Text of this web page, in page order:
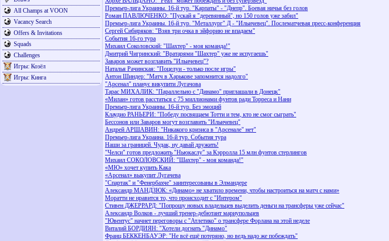
All Champs at VOON
Vacancy Search
Offers & Invitations
Squads
Challenges
Игры: Козёл
Игры: Кинга
Премьер-лига Украины. 16-й тур. "Карпаты" - "Днепр". Боевая ничья без голов
Роман ПАВЛЮЧЕНКО: "Пускай я "деревянный", но 150 голов уже забил"
Премьер-лига Украины. 16-й тур. "Металлург" Д - "Ильичевец". Послематчевая пресс-конференция
Сергей Сибиряков: "Взяв три очка в эйфорию не впадаем"
События 16-го тура
Михаил Соколовский: "Шахтер" - моя команда!"
Дмитрий Чигринский: "Вратарями "Шахтер" уже не испугаешь"
Заваров может возглавить "Ильичевец"?
Наталья Рачинская: "Поцелуи - только после игры"
Антон Шиндер: "Матч в Харькове запомнится надолго"
"Арсенал" планує викупити Лугачова
Тарас МИХАЛИК: "Параллельно с "Динамо" приглашали в Донецк"
«Милан» готов расстаться с 75 миллионами фунтов ради Торреса и Нани
Премьер-лига Украины. 16-й тур. Без эмоций
Клаудио РАНЬЕРИ: "Победу посвящаем Тотти и тем, кто не смог сыграть"
Бессонов или Заваров могут возглавить "Ильичевец"
Андрей АРШАВИН: "Никакого кризиса в "Арсенале" нет"
Премьер-лига Украина. 16-й тур. События тура
Наши за границей. Чудак, ну давай дружить!
"Челси" готов предложить "Ньюкаслу" за Кэрролла 15 млн фунтов стерлингов
Михаил СОКОЛОВСКИЙ: "Шахтер" - моя команда!"
«МЮ» хочет купить Кака
«Арсенал» выкупит Лугачева
"Спартак" и "Фенербахче" заинтересованы в Элмандере
Александр МАНДЗЮК: «Динамо» не хватило времени, чтобы настроиться на матч с нами»
Моратти не нравится то, что происходит с "Интером"
Стивен ДЖЕРРАРД: "Попрошу новых владельцев выделить деньги на трансферы уже сейчас"
Александр Волков - лучший тренер-дебютант мариупольцев
"Ювентус" начнет переговоры с "Атлетико" о трансфере Форлана на этой неделе
Виталий БОРДИЯН: "Хотели догнать "Динамо"
Франц БЕККЕНБАУЭР: "Не всё ещё потеряно, но ведь надо же побеждать"